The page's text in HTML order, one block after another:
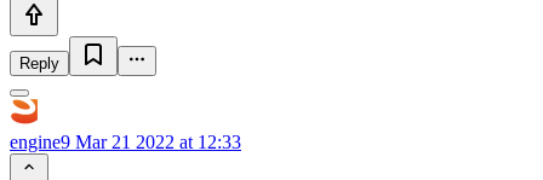
Reply
engine9 Mar 21 2022 at 12:33